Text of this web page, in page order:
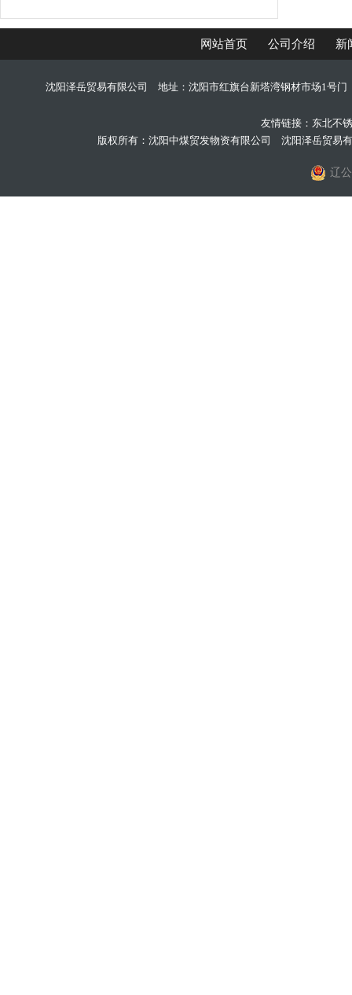
网站首页 公司介绍 新
沈阳泽岳贸易有限公司 地址：沈阳市红旗台新塔湾钢材市场1
友情链接： 东北不
版权所有：沈阳中煤贸发物资有限公司 沈阳泽岳贸
辽